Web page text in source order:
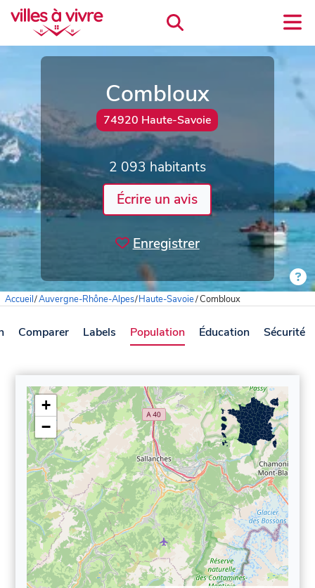
Combloux
74920 Haute-Savoie
2 093 habitants
Écrire un avis
Enregistrer
Accueil/Auvergne-Rhône-Alpes/Haute-Savoie/Combloux
Comparer Labels Population Éducation Sécurité
+
−